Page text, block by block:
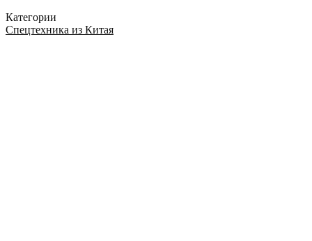
Категории
Спецтехника из Китая